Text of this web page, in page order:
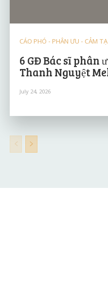
CÁO PHÓ - PHÂN ƯU - CẢM TẠ
6 GĐ Bác sĩ phân
Thanh Nguyệt
July 24, 2026